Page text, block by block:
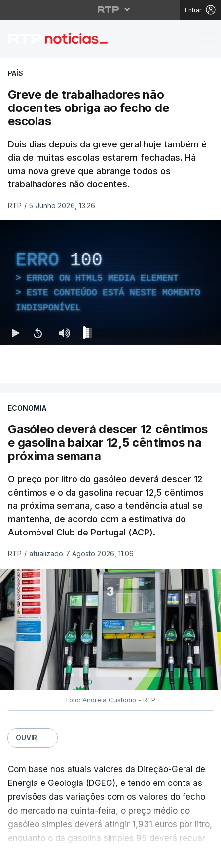
Entrar
Greve de
PAÍS
Greve de trabalhadores não
docentes obriga ao fecho de
escolas
Dois dias depois da greve geral hoje também é
dia de muitas escolas estarem fechadas. Há
uma nova greve que abrange todos os
trabalhadores não docentes.
RTP / 5 Junho 2026, 13:26
ERRO 100
ERROR ON HTML5 MEDIA ELEMENT
ESTE CONTEÚDO ESTÁ NESTE MOMENTO
INDISPONÍVEL
ECONOMIA
Gasóleo deverá descer 12 cêntimos
e gasolina baixar 12,5 cêntimos na
próxima semana
O preço por litro do gasóleo deverá descer 12
cêntimos e o da gasolina recuar 12,5 cêntimos
na próxima semana, caso a tendência atual se
mantenha, de acordo com a estimativa do
Automóvel Club de Portugal (ACP).
RTP / atualizado 7 Agosto 2026, 11:06
Foto: Andreia Custódio - RTP
OUVIR
Com base nos atuais valores da Direção-Geral de
Energia e Geologia (DGEG), e tendo em conta as
previsões das variações com os valores do fecho
do mercado na quinta-feira, o preço médio do
gasóleo simples deverá atingir 1,931 euros por litro,
enquanto o da gasolina simples 95 deverá recuar